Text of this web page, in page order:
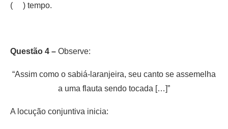
( ) tempo.
Questão 4 – Observe:
“Assim como o sabiá-laranjeira, seu canto se assemelha
a uma flauta sendo tocada […]”
A locução conjuntiva inicia: